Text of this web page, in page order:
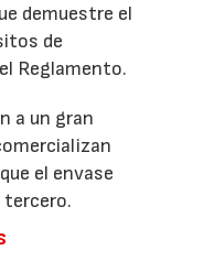
demuestre el
de
Reglamento.
a un gran
el envase
tercero.